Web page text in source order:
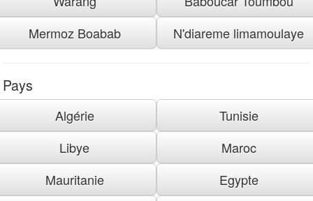
Mermoz Boabab
N'diareme limamoulaye
Pays
Algérie
Tunisie
Libye
Maroc
Mauritanie
Egypte